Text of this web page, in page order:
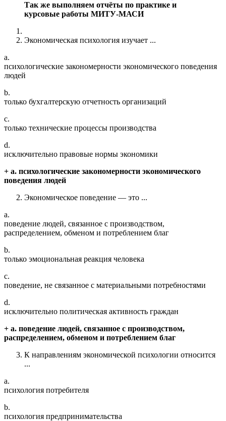
Так же выполняем отчёты по практике и
курсовые работы МИТУ-МАСИ
Экономическая психология изучает ...
a.
психологические закономерности экономического поведения
людей
b.
только бухгалтерскую отчетность организаций
c.
только технические процессы производства
d.
исключительно правовые нормы экономики
+ a. психологические закономерности экономического
поведения людей
Экономическое поведение — это ...
a.
поведение людей, связанное с производством,
распределением, обменом и потреблением благ
b.
только эмоциональная реакция человека
c.
поведение, не связанное с материальными потребностями
d.
исключительно политическая активность граждан
+ a. поведение людей, связанное с производством,
распределением, обменом и потреблением благ
К направлениям экономической психологии относится
...
a.
психология потребителя
b.
психология предпринимательства